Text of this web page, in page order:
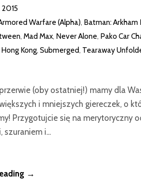
Warfare (Alpha), Batman: Arkham
, Mad Max, Never Alone, Pako Car
Kong, Submerged, Tearaway
(oby ostatniej!) mamy dla
większych i mniejszych giereczek, o
Przygotujcie się na merytoryczny
szuraniem i...
→